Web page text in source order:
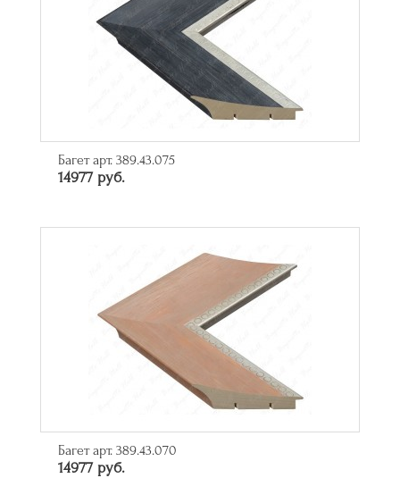
Багет арт. 389.43.075
14977 руб.
Багет арт. 389.43.070
14977 руб.